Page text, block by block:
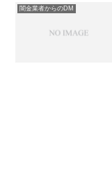
闇金業者からのDM